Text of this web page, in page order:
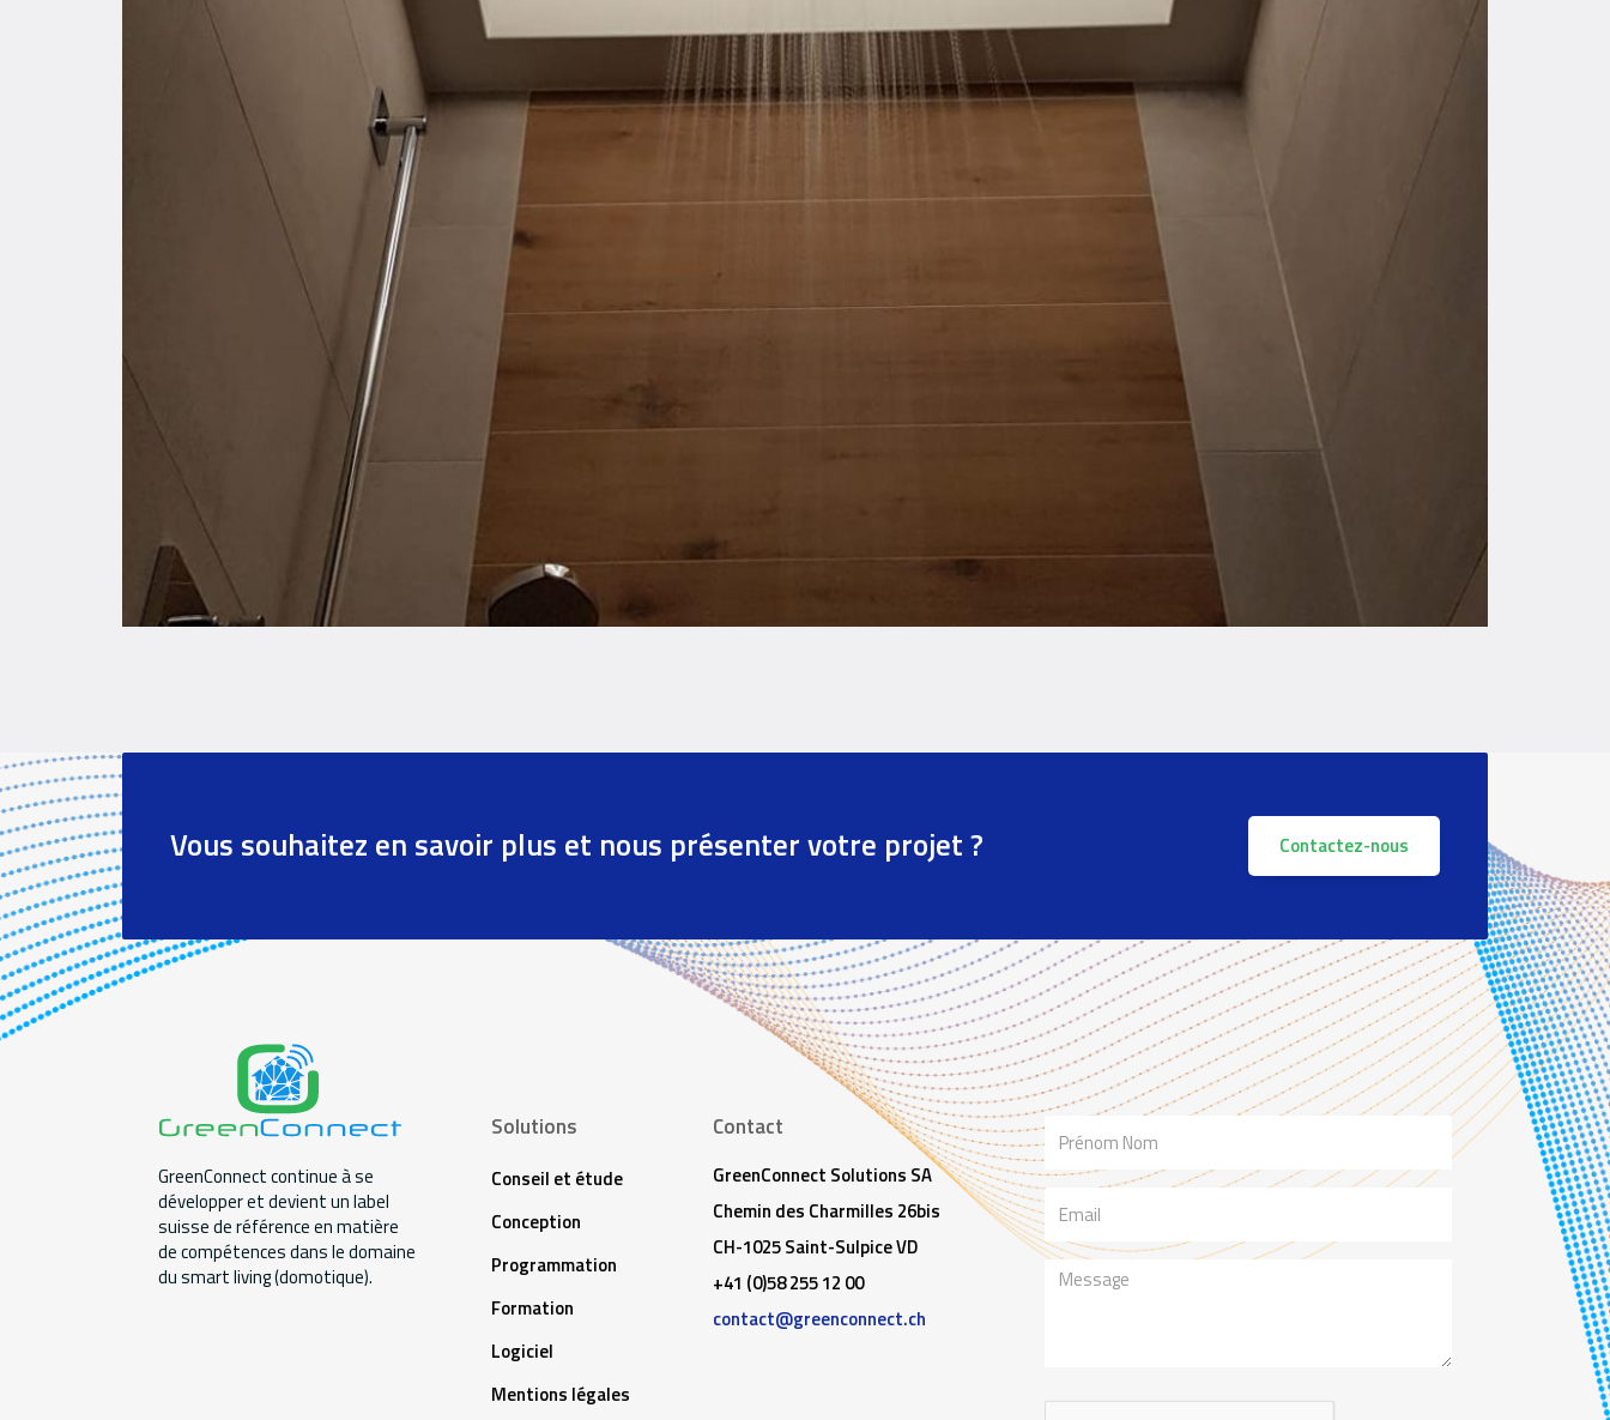
paragraph
Vous souhaitez en savoir plus et nous présenter votre projet ? Contactez-nous
GreenConnect continue à se
développer et devient un label
suisse de référence en matière
de compétences dans le domaine
du smart living (domotique).
Solutions
Conseil et étude
Conception
Programmation
Formation
Logiciel
Mentions légales
Contact
GreenConnect Solutions SA
Chemin des Charmilles 26bis
CH-1025 Saint-Sulpice VD
+41 (0)58 255 12 00
contact@greenconnect.ch
Nom
Email
Message